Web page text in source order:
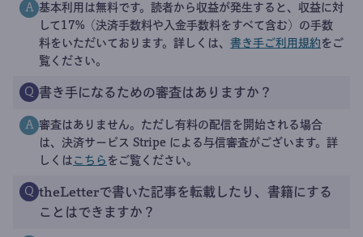
A 基本利用は無料です。読者から収益が発生すると、収益に対
して17%（決済手数料や入金手数料をすべて含む）の手数
料をいただいております。詳しくは、 書き手ご利用規約 をご
覧ください。
Q 書き手になるための審査はありますか？
A 審査はありません。ただし有料の配信を開始される場合
は、決済サービス Stripe による与信審査がございます。詳
しくは こちら をご覧ください。
Q theLetterで書いた記事を転載したり、書籍にする
ことはできますか？